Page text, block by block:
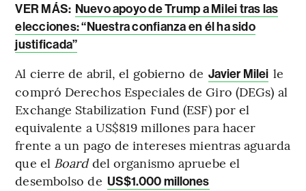
VER MÁS: Nuevo apoyo de Trump a Milei tras las
elecciones: “Nuestra confianza en él ha sido
justificada”
Al cierre de abril, el gobierno de Javier Milei le
compró Derechos Especiales de Giro (DEGs) al
Exchange Stabilization Fund (ESF) por el
equivalente a US$819 millones para hacer
frente a un pago de intereses mientras aguarda
que el Boarddel organismo apruebe el
desembolso de US$1.000 millones